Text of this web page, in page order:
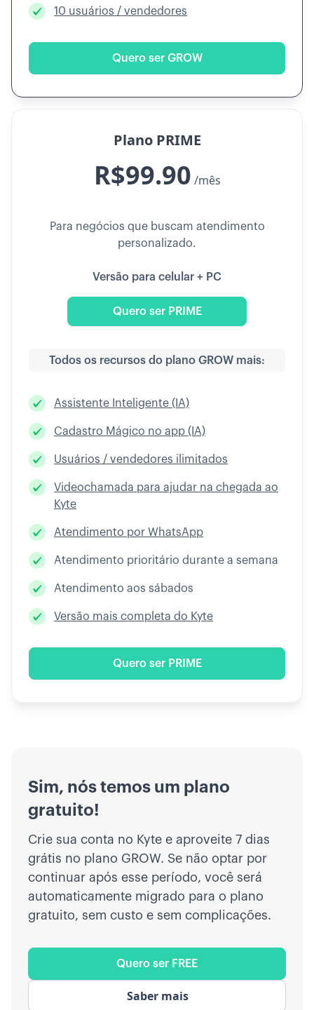
10 usuários / vendedores
Quero ser GROW
Plano PRIME
R$99.90 /mês
Para negócios que buscam atendimento
personalizado.
Versão para celular + PC
Quero ser PRIME
Todos os recursos do plano GROW mais:
Assistente Inteligente (IA)
Cadastro Mágico no app (IA)
Usuários / vendedores ilimitados
Videochamada para ajudar na chegada ao
Kyte
Atendimento por WhatsApp
Atendimento prioritário durante a semana
Atendimento aos sábados
Versão mais completa do Kyte
Quero ser PRIME
Sim, nós temos um plano
gratuito!
Crie sua conta no Kyte e aproveite 7 dias
grátis no plano GROW. Se não optar por
continuar após esse período, você será
automaticamente migrado para o plano
gratuito, sem custo e sem complicações.
Saber mais
Quero ser FREE